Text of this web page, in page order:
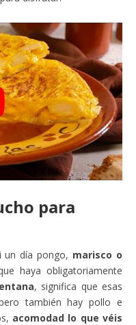
para
un día pongo, marisco o
haya obligatoriamente
, significa que esas
también hay pollo e
acomodad lo que véis